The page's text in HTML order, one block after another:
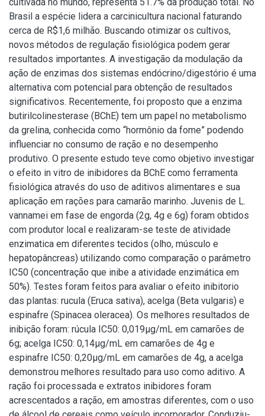
Brasil a espécie lidera a carcinicultura nacional faturando
cerca de R$1,6 milhão. Buscando otimizar os cultivos,
novos métodos de regulação fisiológica podem gerar
resultados importantes. A investigação da modulação da
ação de enzimas dos sistemas endócrino/digestório é uma
alternativa com potencial para obtenção de resultados
significativos. Recentemente, foi proposto que a enzima
butirilcolinesterase (BChE) tem um papel no metabolismo
da grelina, conhecida como “hormônio da fome” podendo
influenciar no consumo de ração e no desempenho
produtivo. O presente estudo teve como objetivo investigar
o efeito in vitro de inibidores da BChE como ferramenta
fisiológica através do uso de aditivos alimentares e sua
aplicação em rações para camarão marinho. Juvenis de L.
vannamei em fase de engorda (2g, 4g e 6g) foram obtidos
com produtor local e realizaram-se teste de atividade
enzimatica em diferentes tecidos (olho, músculo e
hepatopâncreas) utilizando como comparação o parâmetro
IC50 (concentração que inibe a atividade enzimática em
50%). Testes foram feitos para avaliar o efeito inibitorio
das plantas: rucula (Eruca sativa), acelga (Beta vulgaris) e
espinafre (Spinacea oleracea). Os melhores resultados de
inibição foram: rúcula IC50: 0,019μg/mL em camarões de
6g; acelga IC50: 0,14μg/mL em camarões de 4g e
espinafre IC50: 0,20μg/mL em camarões de 4g, a acelga
demonstrou melhores resultado para uso como aditivo. A
ração foi processada e extratos inibidores foram
acrescentados a ração, em amostras diferentes, com o uso